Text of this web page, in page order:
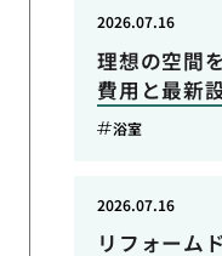
理想の空間
費用と最新
2026.07.16
浴室
リフォーム
2026.07.16